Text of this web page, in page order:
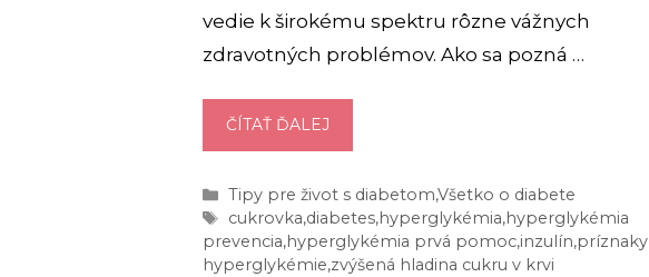
vedie k širokému spektru rôzne vážnych
zdravotných problémov. Ako sa pozná …
ČÍTAŤ ĎALEJ
6
PODĽA
KTORÝCH
JU
Kategórie
Tipy pre život s diabetom,Všetko o diabete
Značky
cukrovka,diabetes,hyperglykémia,hyperglykémia
prevencia,hyperglykémia prvá pomoc,inzulín,príznaky
hyperglykémie,zvýšená hladina cukru v krvi